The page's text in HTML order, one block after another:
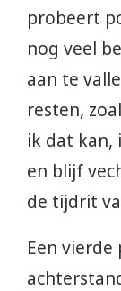
probeert
nog veel
aan te
resten,
ik dat kan,
en blijf
de tijdrit
Een